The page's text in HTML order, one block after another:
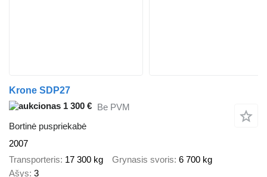
Krone SDP27
1 300 € Be PVM
Bortinė puspriekabė
2007
Transporteris 17 300 kg Grynasis svoris 6 700 kg
Ašys 3